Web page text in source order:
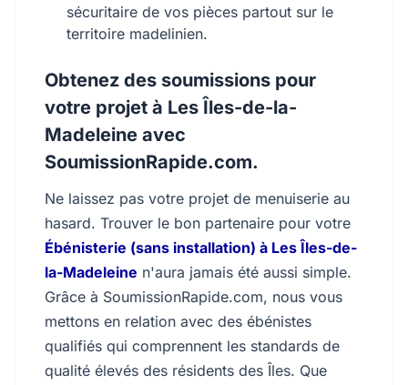
sécuritaire de vos pièces partout sur le
territoire madelinien.
Obtenez des soumissions pour
votre projet à Les Îles-de-la-
Madeleine avec
SoumissionRapide.com.
Ne laissez pas votre projet de menuiserie au
hasard. Trouver le bon partenaire pour votre
Ébénisterie (sans installation) à Les Îles-de-
la-Madeleine n'aura jamais été aussi simple.
Grâce à SoumissionRapide.com, nous vous
mettons en relation avec des ébénistes
qualifiés qui comprennent les standards de
qualité élevés des résidents des Îles. Que